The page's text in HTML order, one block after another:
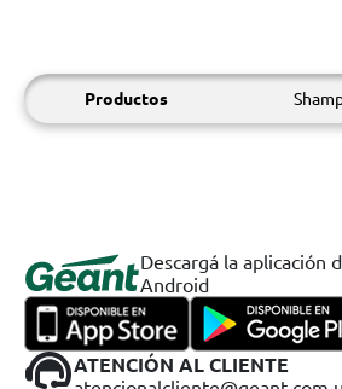
Productos
Descargá la aplicación
Android
ATENCIÓN AL CLIENTE